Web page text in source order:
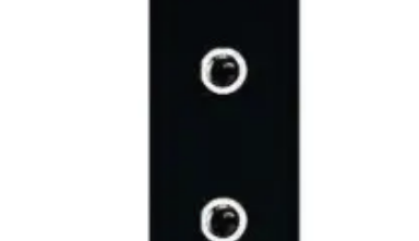
پنل ثبت پروژه ویژه کارکنان
پنل ثبت قراردادهای سازمانی پرسنل